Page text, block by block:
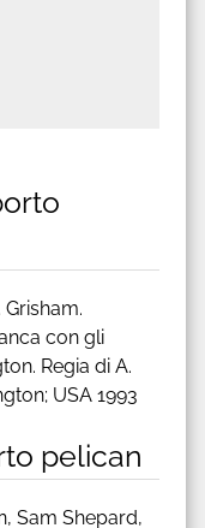
con gli
Regia di A.
USA 1993
pelican
Sam Shepard,